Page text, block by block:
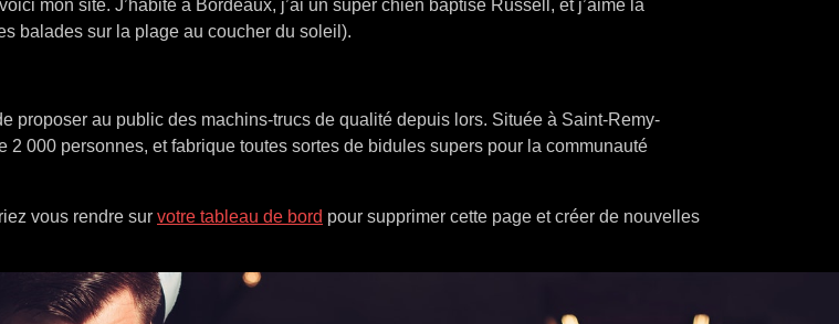
mon site. J’habite à Bordeaux, j’ai un super chien baptisé Russell, et j’aime la
balades sur la plage au coucher du soleil).
proposer au public des machins-trucs de qualité depuis lors. Située à Saint-Remy-
000 personnes, et fabrique toutes sortes de bidules supers pour la communauté
vous rendre sur votre tableau de bord pour supprimer cette page et créer de nouvelles